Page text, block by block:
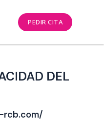
PEDIR CITA
DEL